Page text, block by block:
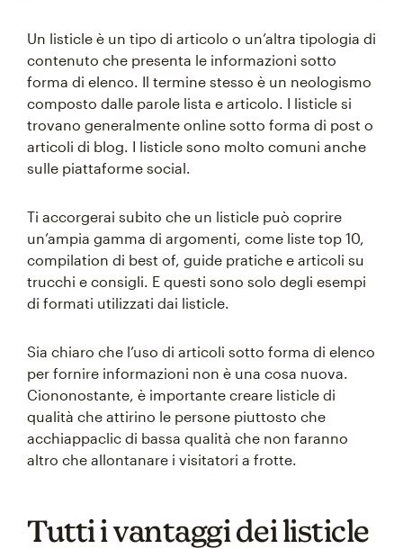
Un listicle è un tipo di articolo o un’altra tipologia di
contenuto che presenta le informazioni sotto
forma di elenco. Il termine stesso è un neologismo
composto dalle parole lista e articolo. I listicle si
trovano generalmente online sotto forma di post o
articoli di blog. I listicle sono molto comuni anche
sulle piattaforme social.
Ti accorgerai subito che un listicle può coprire
un’ampia gamma di argomenti, come liste top 10,
compilation di best of, guide pratiche e articoli su
trucchi e consigli. E questi sono solo degli esempi
di formati utilizzati dai listicle.
Sia chiaro che l’uso di articoli sotto forma di elenco
per fornire informazioni non è una cosa nuova.
Ciononostante, è importante creare listicle di
qualità che attirino le persone piuttosto che
acchiappaclic di bassa qualità che non faranno
altro che allontanare i visitatori a frotte.
Tutti i vantaggi dei listicle